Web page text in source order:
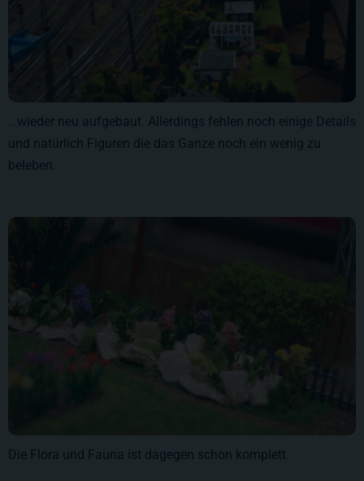
…wieder neu aufgebaut. Allerdings fehlen noch einige Details
und natürlich Figuren die das Ganze noch ein wenig zu
beleben.
Die Flora und Fauna ist dagegen schon komplett.